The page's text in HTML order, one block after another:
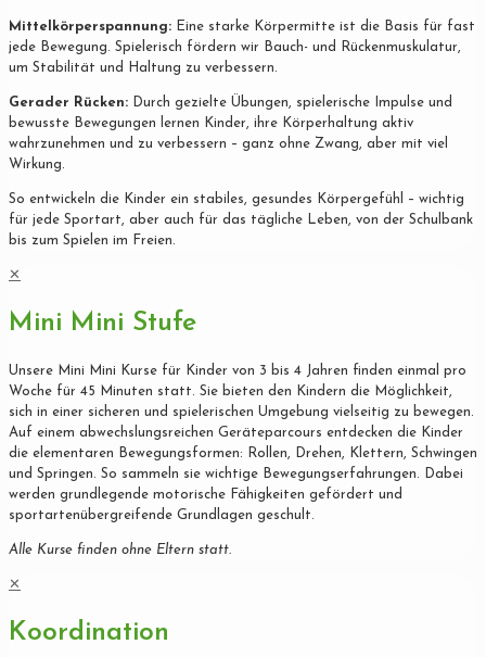
Mittelkörperspannung: Eine starke Körpermitte ist die Basis für fast
jede Bewegung. Spielerisch fördern wir Bauch- und Rückenmuskulatur,
um Stabilität und Haltung zu verbessern.
Gerader Rücken: Durch gezielte Übungen, spielerische Impulse und
bewusste Bewegungen lernen Kinder, ihre Körperhaltung aktiv
wahrzunehmen und zu verbessern – ganz ohne Zwang, aber mit viel
Wirkung.
So entwickeln die Kinder ein stabiles, gesundes Körpergefühl – wichtig
für jede Sportart, aber auch für das tägliche Leben, von der Schulbank
bis zum Spielen im Freien.
✕
Mini Mini Stufe
Unsere Mini Mini Kurse für Kinder von 3 bis 4 Jahren finden einmal pro
Woche für 45 Minuten statt. Sie bieten den Kindern die Möglichkeit,
sich in einer sicheren und spielerischen Umgebung vielseitig zu bewegen.
Auf einem abwechslungsreichen Geräteparcours entdecken die Kinder
die elementaren Bewegungsformen: Rollen, Drehen, Klettern, Schwingen
und Springen. So sammeln sie wichtige Bewegungserfahrungen. Dabei
werden grundlegende motorische Fähigkeiten gefördert und
sportartenübergreifende Grundlagen geschult.
Alle Kurse finden ohne Eltern statt.
✕
Koordination